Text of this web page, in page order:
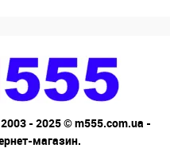
- 2025 © m555.com.ua -
магазин.